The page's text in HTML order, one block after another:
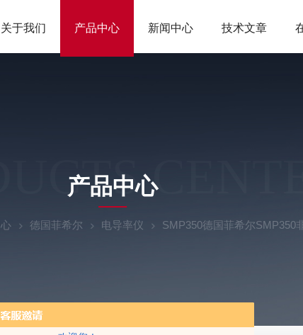
关于我们 产品中心 新闻中心 技术文章
产品中心
德国菲希尔 电导率仪 SMP350德国菲希尔SMP350